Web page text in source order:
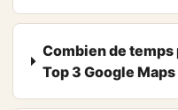
Combien de
Top 3 Google